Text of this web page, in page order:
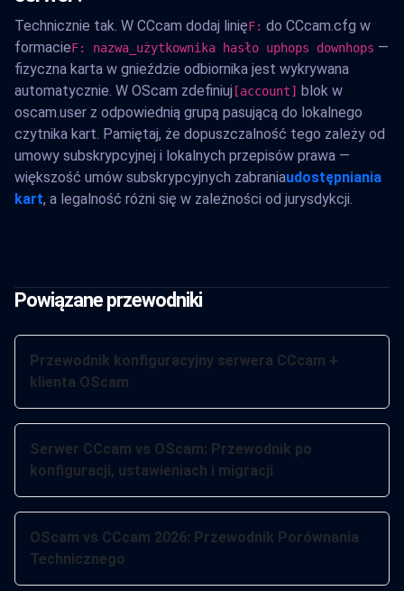
Technicznie tak. W CCcam dodaj linięF: do CCcam.cfg w
formacieF: nazwa_użytkownika hasło uphops downhops —
fizyczna karta w gnieździe odbiornika jest wykrywana
automatycznie. W OScam zdefiniuj [account] blok w
oscam.user z odpowiednią grupą pasującą do lokalnego
czytnika kart. Pamiętaj, że dopuszczalność tego zależy od
umowy subskrypcyjnej i lokalnych przepisów prawa —
większość umów subskrypcyjnych zabraniaudostępniania
kart, a legalność różni się w zależności od jurysdykcji.
Powiązane przewodniki
Przewodnik konfiguracyjny serwera CCcam +
klienta OScam
Serwer CCcam vs OScam: Przewodnik po
konfiguracji, ustawieniach i migracji
OScam vs CCcam 2026: Przewodnik Porównania
Technicznego